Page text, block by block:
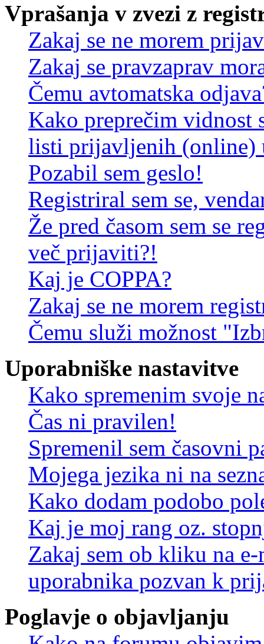
Vprašanja v zvezi z
Zakaj se ne morem
Zakaj se pravzaprav
Čemu avtomatska
Kako preprečim vidnost
listi prijavljenih (online)
Pozabil sem geslo!
Registriral sem se,
Že pred časom sem se
več prijaviti?!
Kaj je COPPA?
Zakaj se ne morem
Čemu služi možnost
Uporabniške nastavitve
Kako spremenim svoje
Čas ni pravilen!
Spremenil sem časovni
Mojega jezika ni na
Kako dodam podobo
Kaj je moj rang oz.
Zakaj sem ob kliku na
uporabnika pozvan k
Poglavje o objavljanju